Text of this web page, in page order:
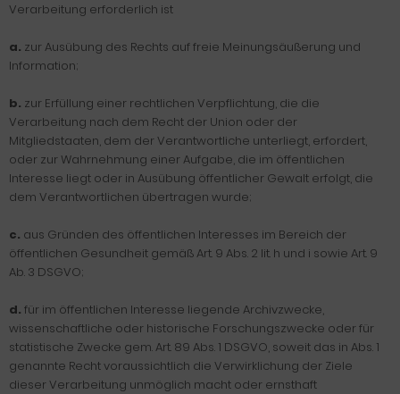
Verarbeitung erforderlich ist
a. zur Ausübung des Rechts auf freie Meinungsäußerung und
Information;
b. zur Erfüllung einer rechtlichen Verpflichtung, die die
Verarbeitung nach dem Recht der Union oder der
Mitgliedstaaten, dem der Verantwortliche unterliegt, erfordert,
oder zur Wahrnehmung einer Aufgabe, die im öffentlichen
Interesse liegt oder in Ausübung öffentlicher Gewalt erfolgt, die
dem Verantwortlichen übertragen wurde;
c. aus Gründen des öffentlichen Interesses im Bereich der
öffentlichen Gesundheit gemäß Art. 9 Abs. 2 lit. h und i sowie Art. 9
Ab. 3 DSGVO;
d. für im öffentlichen Interesse liegende Archivzwecke,
wissenschaftliche oder historische Forschungszwecke oder für
statistische Zwecke gem. Art. 89 Abs. 1 DSGVO, soweit das in Abs. 1
genannte Recht voraussichtlich die Verwirklichung der Ziele
dieser Verarbeitung unmöglich macht oder ernsthaft